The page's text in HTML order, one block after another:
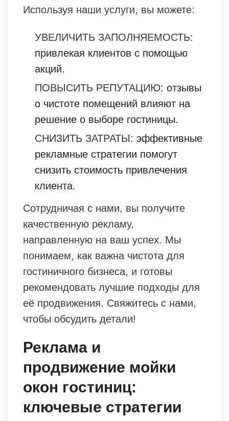
Используя наши услуги, вы можете:
УВЕЛИЧИТЬ ЗАПОЛНЯЕМОСТЬ:
привлекая клиентов с помощью
акций.
ПОВЫСИТЬ РЕПУТАЦИЮ: отзывы
о чистоте помещений влияют на
решение о выборе гостиницы.
СНИЗИТЬ ЗАТРАТЫ: эффективные
рекламные стратегии помогут
снизить стоимость привлечения
клиента.
Сотрудничая с нами, вы получите
качественную рекламу,
направленную на ваш успех. Мы
понимаем, как важна чистота для
гостиничного бизнеса, и готовы
рекомендовать лучшие подходы для
её продвижения. Свяжитесь с нами,
чтобы обсудить детали!
Реклама и
продвижение мойки
окон гостиниц:
ключевые стратегии